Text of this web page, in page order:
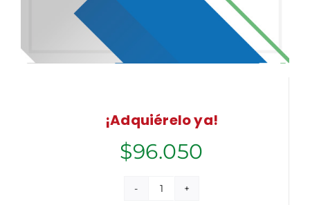
¡Adquiérelo ya!
$96.050
Manual.